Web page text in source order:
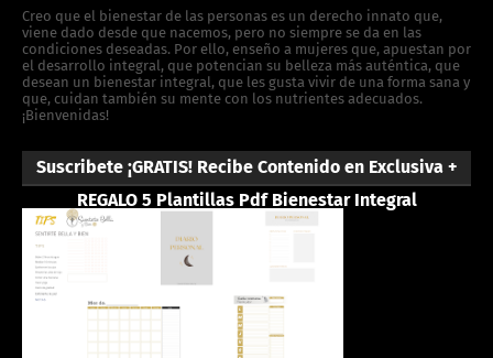
Creo que el bienestar de las personas es un derecho innato que,
viene dado desde que nacemos, pero no siempre se da en las
condiciones deseadas. Por ello, enseño a mujeres que, apuestan por
el desarrollo integral, que potencian su belleza más auténtica, que
desean un bienestar integral, que les gusta vivir de una forma sana y
que, cuidan también su mente con los nutrientes adecuados.
¡Bienvenidas!
Suscribete ¡GRATIS! Recibe Contenido en Exclusiva +
REGALO 5 Plantillas Pdf Bienestar Integral